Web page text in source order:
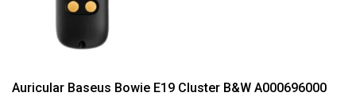
Auricular Baseus Bowie E19 Cluster B&W A000696000